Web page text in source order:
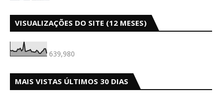
VISUALIZAÇÕES DO SITE (12 MESES)
639,980
MAIS VISTAS ÚLTIMOS 30 DIAS